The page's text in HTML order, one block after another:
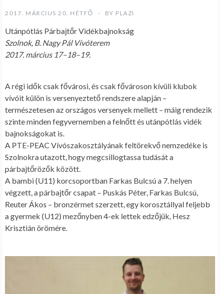
2017. MÁRCIUS 20. HÉTFŐ BY PLAZI
Utánpótlás Párbajtőr Vidékbajnokság
Szolnok, B. Nagy Pál Vívóterem
2017. március 17–18–19.
A régi idők csak fővárosi, és csak fővároson kívüli klubok
vívóit külön is versenyeztető rendszere alapján –
természetesen az országos versenyek mellett – máig rendezik
szinte minden fegyvernemben a felnőtt és utánpótlás vidék
bajnokságokat is.
A PTE-PEAC Vívószakosztályának feltörekvő nemzedéke is
Szolnokra utazott, hogy megcsillogtassa tudását a
párbajtőrözők között.
A bambi (U11) korcsoportban Farkas Bulcsú a 7. helyen
végzett, a párbajtőr csapat – Puskás Péter, Farkas Bulcsú,
Reuter Ákos – bronzérmet szerzett, egy korosztállyal feljebb
a gyermek (U12) mezőnyben 4-ek lettek edzőjük, Hesz
Krisztián örömére.